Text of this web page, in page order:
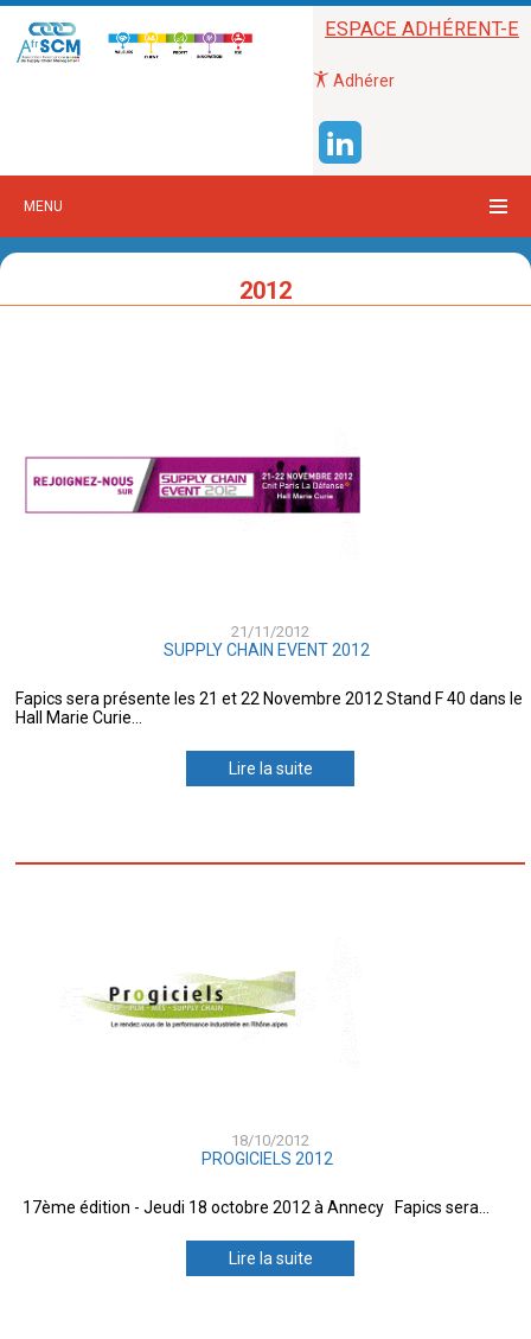
ESPACE ADHÉRENT-E
Adhérer
MENU
2012
21/11/2012
SUPPLY CHAIN EVENT 2012
Fapics sera présente les 21 et 22 Novembre 2012 Stand F 40 dans le
Hall Marie Curie...
Lire la suite
18/10/2012
PROGICIELS 2012
17ème édition - Jeudi 18 octobre 2012 à Annecy Fapics sera...
Lire la suite